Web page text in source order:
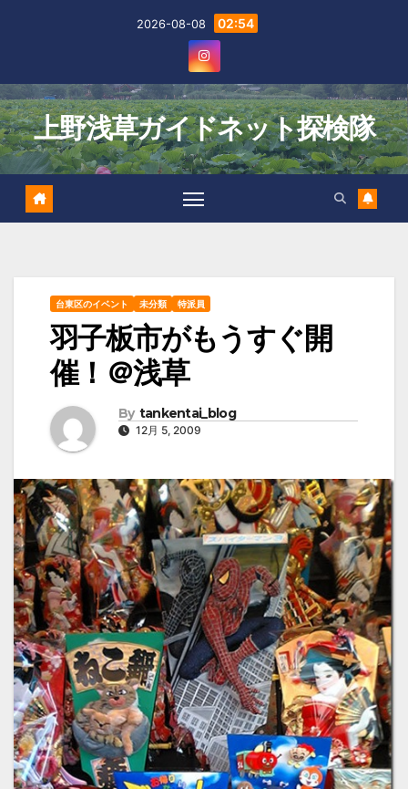
2026-08-08 02:54
上野浅草ガイドネット探検隊
台東区のイベント 未分類 特派員
羽子板市がもうすぐ開
催！＠浅草
By tankentai_blog
12月 5, 2009